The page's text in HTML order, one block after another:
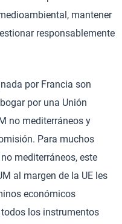
mantener
responsablemente
por Francia son
por una Unión
no mediterráneos y
Para muchos
mediterráneos, este
al margen de la UE les
económicos
los instrumentos